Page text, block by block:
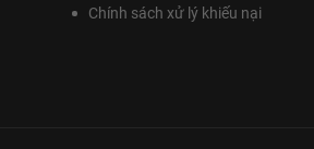
Chính sách xử lý khiếu nại